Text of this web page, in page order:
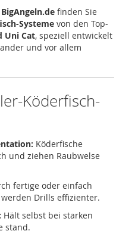
finden Sie
Systeme von den Top-
Uni Cat, speziell entwickelt
und vor allem
Köderfisch-
Köderfische
und ziehen Raubwelse
fertige oder einfach
Drills effizienter.
Hält selbst bei starken
stand.